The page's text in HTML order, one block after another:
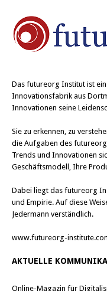
Das futureorg Institut ist
Innovationsfabrik aus
Innovationen seine
Sie zu erkennen, zu
die Aufgaben des
Trends und Innovationen
Geschäftsmodell, Ihre
Dabei liegt das futureorg
und Empirie. Auf diese
Jedermann verständlich.
www.futureorg-
AKTUELLE
Online-Magazin für